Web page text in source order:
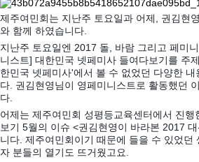
제주여민회는 지난주 토요일과 어제, 권김현
와 함께 하였습니다.
지난주 토요일엔 2017 돌, 바람 그리고 페미
니스트] 대한민국 넷페미사 들여다보기를 주
한민국 넷페미사'에서 볼 수 없었던 다양한 내
다. 권김현영님이 영페미니스트로 활동했던
다.
어제는 제주여민회 성평등교육센터에서 진행
보기 5월의 이슈 <권김현영이 바라본 2017
니다. 제주여민회이기 때문에 들을 수 있었던
자 분들의 열기도 뜨거웠고요.